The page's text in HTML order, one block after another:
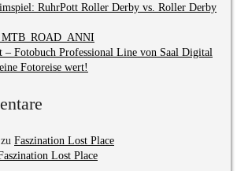
RuhrPott Roller Derby vs. Roller Derby
– Fotobuch Professional Line von Saal Digital
Fotoreise wert!
zu Faszination Lost Place
Lost Place